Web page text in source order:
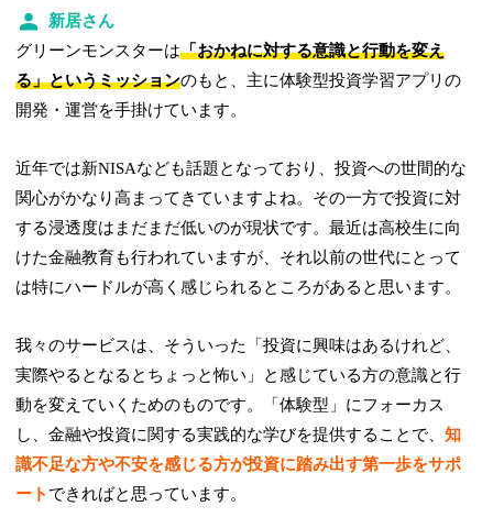
新居さん
グリーンモンスターは「おかねに対する意識と行動を変え
る」というミッションのもと、主に体験型投資学習アプリの
開発・運営を手掛けています。
近年では新NISAなども話題となっており、投資への世間的な
関心がかなり高まってきていますよね。その一方で投資に対
する浸透度はまだまだ低いのが現状です。最近は高校生に向
けた金融教育も行われていますが、それ以前の世代にとって
は特にハードルが高く感じられるところがあると思います。
我々のサービスは、そういった「投資に興味はあるけれど、
実際やるとなるとちょっと怖い」と感じている方の意識と行
動を変えていくためのものです。「体験型」にフォーカス
し、金融や投資に関する実践的な学びを提供することで、知
識不足な方や不安を感じる方が投資に踏み出す第一歩をサポ
ート できればと思っています。